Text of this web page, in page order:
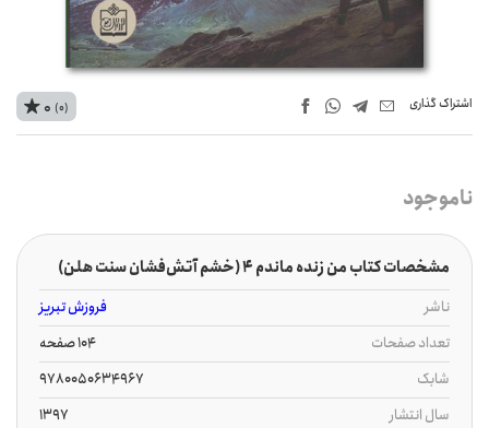
اشتراک‌ گذاری 0 (0)
ناموجود
مشخصات کتاب من زنده ماندم 4 (خشم آتش‌فشان سنت هلن)
ناشر
فروزش تبریز
تعداد صفحات
104 صفحه
شابک
9780050634967
سال انتشار
1397